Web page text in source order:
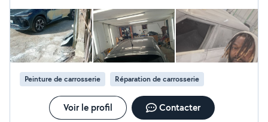
Peinture de carrosserie Réparation de carrosserie
Voir le profil Contacter